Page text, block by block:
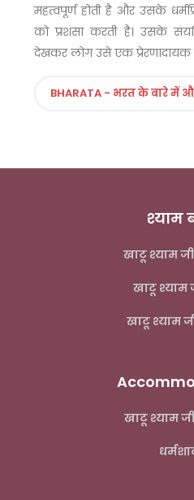
महत्वपूर्ण होती है और उसके
को प्रशंसा करती है। उसके
देखकर लोग उसे एक प्रेरणादायक
BHARATA - भरत के बारे में
श्याम
खाटू श्याम
खाटू श्याम
खाटू श्याम
खाटू श्याम